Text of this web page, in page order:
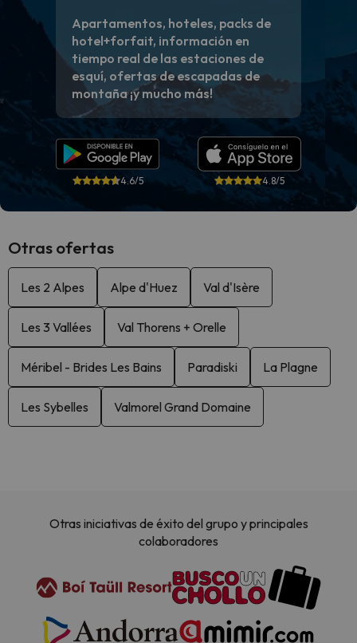
Apartamentos, hoteles, packs de
hotel+forfait, información en
tiempo real de las estaciones de
esquí, ofertas de escapadas de
montaña ¡y mucho más!
4.6/5 4.8/5
Otras ofertas
Les 2 Alpes Alpe d'Huez Val d'Isère
Les 3 Vallées Val Thorens + Orelle
Méribel - Brides Les Bains Paradiski La Plagne
Les Sybelles Valmorel Grand Domaine
Otras iniciativas de éxito del grupo y principales
colaboradores